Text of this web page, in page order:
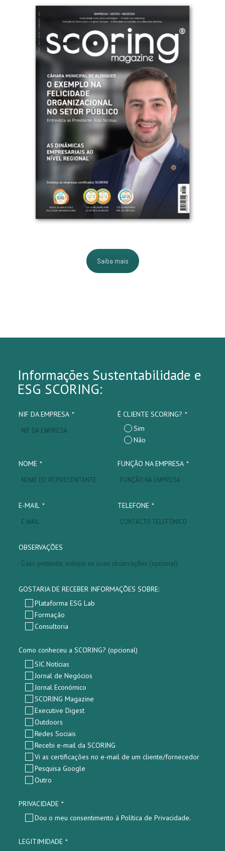
Saiba mais
Informações Sustentabilidade e
ESG SCORING:
NIF DA EMPRESA * É CLIENTE SCORING? *
Sim
Não
NOME * FUNÇÃO NA EMPRESA *
E-MAIL * TELEFONE *
OBSERVAÇÕES
GOSTARIA DE RECEBER INFORMAÇÕES SOBRE:
Plataforma ESG Lab
Formação
Consultoria
Como conheceu a SCORING? (opcional)
SIC Notícias
Jornal de Negócios
Jornal Económico
SCORING Magazine
Executive Digest
Outdoors
Redes Sociais
Recebi e-mail da SCORING
Vi as certificações no e-mail de um cliente/fornecedor
Pesquisa Google
Outro
PRIVACIDADE *
Dou o meu consentimento à Política de Privacidade.
LEGITIMIDADE *